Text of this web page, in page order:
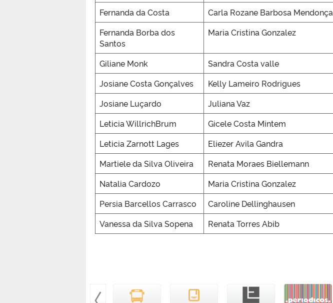
Fernanda da Costa
Carla Rozane Barbosa Mendonça
Fernanda Borba dos
Santos
Maria Cristina Gonzalez
Giliane Monk
Sandra Costa valle
Josiane Costa Gonçalves
Kelly Lameiro Rodrigues
Josiane Luçardo
Juliana Vaz
Leticia WillrichBrum
Gicele Costa Mintem
Leticia Zarnott Lages
Eliezer Avila Gandra
Martiele da Silva Oliveira
Renata Moraes Biellemann
Natalia Cardozo
Maria Cristina Gonzalez
Persia Barcellos Carrasco
Caroline Dellinghausen
Vanessa da Silva Sopena
Renata Torres Abib